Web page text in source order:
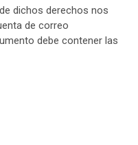
dichos derechos nos
de correo
debe contener las